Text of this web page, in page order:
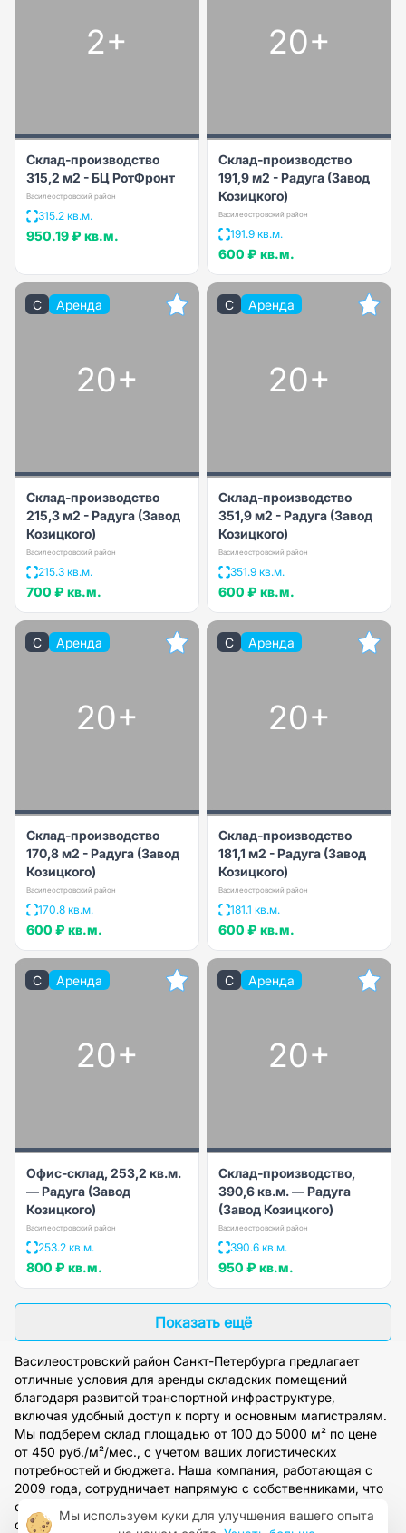
2+
Склад-производство
315,2 м2 - БЦ РотФронт
Василеостровский район
315.2 кв.м.
950.19 ₽ кв.м.
20+
Склад-производство
191,9 м2 - Радуга (Завод
Козицкого)
Василеостровский район
191.9 кв.м.
600 ₽ кв.м.
C Аренда
20+
Склад-производство
215,3 м2 - Радуга (Завод
Козицкого)
Василеостровский район
215.3 кв.м.
700 ₽ кв.м.
C Аренда
20+
Склад-производство
351,9 м2 - Радуга (Завод
Козицкого)
Василеостровский район
351.9 кв.м.
600 ₽ кв.м.
C Аренда
20+
Склад-производство
170,8 м2 - Радуга (Завод
Козицкого)
Василеостровский район
170.8 кв.м.
600 ₽ кв.м.
C Аренда
20+
Склад-производство
181,1 м2 - Радуга (Завод
Козицкого)
Василеостровский район
181.1 кв.м.
600 ₽ кв.м.
C Аренда
20+
Офис-склад, 253,2 кв.м.
— Радуга (Завод
Козицкого)
Василеостровский район
253.2 кв.м.
800 ₽ кв.м.
C Аренда
20+
Склад-производство,
390,6 кв.м. — Радуга
(Завод Козицкого)
Василеостровский район
390.6 кв.м.
950 ₽ кв.м.
Показать ещё
Василеостровский район Санкт-Петербурга предлагает
отличные условия для аренды складских помещений
благодаря развитой транспортной инфраструктуре,
включая удобный доступ к порту и основным магистралям.
Мы подберем склад площадью от 100 до 5000 м² по цене
от 450 руб./м²/мес., с учетом ваших логистических
потребностей и бюджета. Наша компания, работающая с
2009 года, сотрудничает напрямую с собственниками, что
обеспечивает прозрачность сделок и полное юридическое
сопровождение. Оставьте заявку на сайте, и наши
Мы используем куки для улучшения вашего опыта